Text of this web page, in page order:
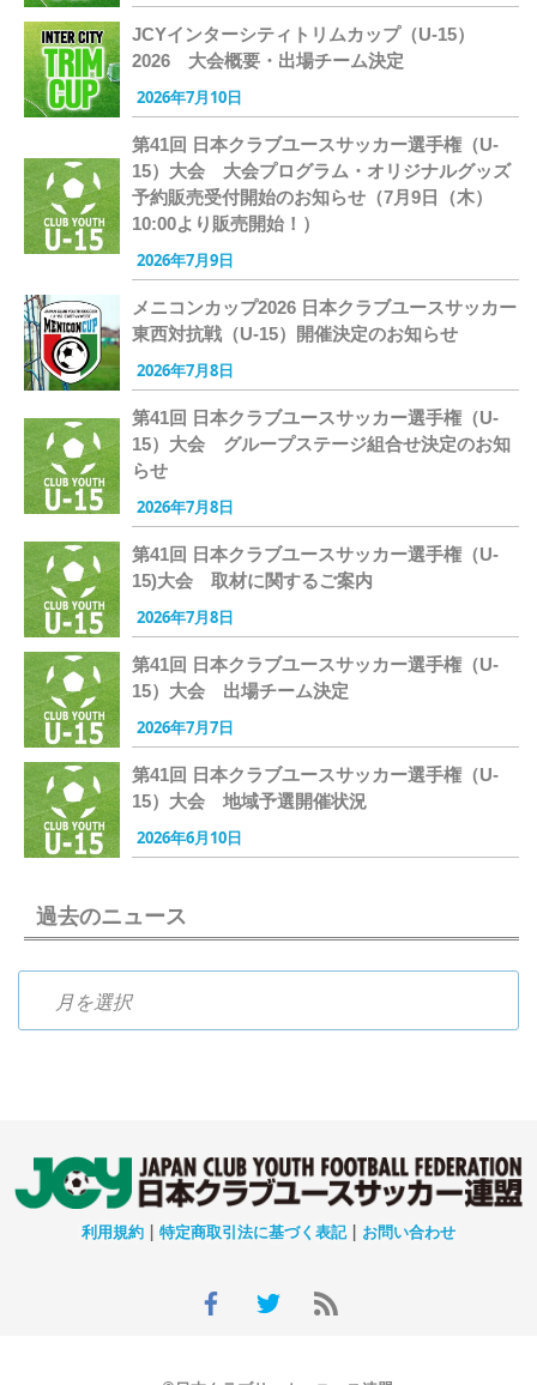
JCYインターシティトリムカップ（U-15）
2026 大会概要・出場チーム決定
2026年7月10日
第41回 日本クラブユースサッカー選手権（U-
15）大会 大会プログラム・オリジナルグッズ
予約販売受付開始のお知らせ（7月9日（木）
10:00より販売開始！）
2026年7月9日
メニコンカップ2026 日本クラブユースサッカー
東西対抗戦（U-15）開催決定のお知らせ
2026年7月8日
第41回 日本クラブユースサッカー選手権（U-
15）大会 グループステージ組合せ決定のお知
らせ
2026年7月8日
第41回 日本クラブユースサッカー選手権（U-
15)大会 取材に関するご案内
2026年7月8日
第41回 日本クラブユースサッカー選手権（U-
15）大会 出場チーム決定
2026年7月7日
第41回 日本クラブユースサッカー選手権（U-
15）大会 地域予選開催状況
2026年6月10日
過去のニュース
過去のニュース
利用規約 | 特定商取引法に基づく表記| お問い合わせ